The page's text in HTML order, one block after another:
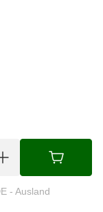
- Ausland